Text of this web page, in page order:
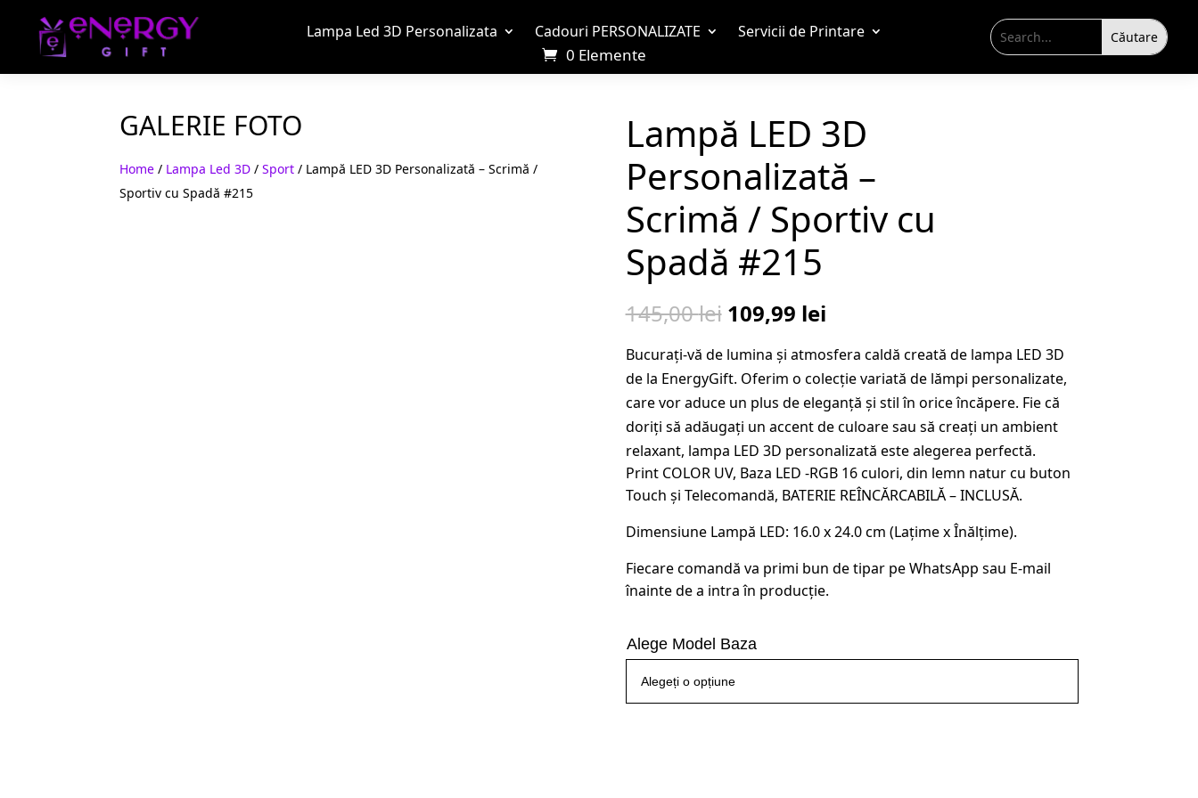
Lampa Led 3D Personalizata Cadouri PERSONALIZATE Servicii de Printare
0 Elemente
GALERIE FOTO
Home / Lampa Led 3D /Sport / Lampă LED 3D Personalizată – Scrimă /
Sportiv cu Spadă #215
Lampă LED 3D
Personalizată –
Scrimă / Sportiv cu
Spadă #215
145,00lei Prețul
a
fost:
145,00 lei.
109,99 leiPrețul
este:
109,99 lei.
Bucurați-vă de lumina și atmosfera caldă creată de lampa LED 3D
de la EnergyGift. Oferim o colecție variată de lămpi personalizate,
care vor aduce un plus de eleganță și stil în orice încăpere. Fie că
doriți să adăugați un accent de culoare sau să creați un ambient
relaxant, lampa LED 3D personalizată este alegerea perfectă.
Print COLOR UV, Baza LED -RGB 16 culori, din lemn natur cu buton
Touch și Telecomandă, BATERIE REÎNCĂRCABILĂ – INCLUSĂ.
Dimensiune Lampă LED: 16.0 x 24.0 cm (Lațime x Înălțime).
Fiecare comandă va primi bun de tipar pe WhatsApp sau E-mail
înainte de a intra în producție.
Alege Model Baza